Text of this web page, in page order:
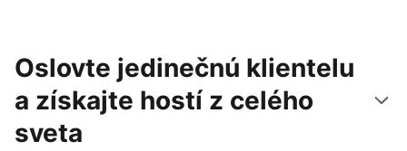
Oslovte jedinečnú klientelu
a získajte hostí z celého
sveta